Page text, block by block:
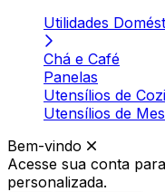
Utilidades
Chá e Café
Panelas
Utensílios de
Utensílios de
Bem-vindo
Acesse sua conta
personalizada.